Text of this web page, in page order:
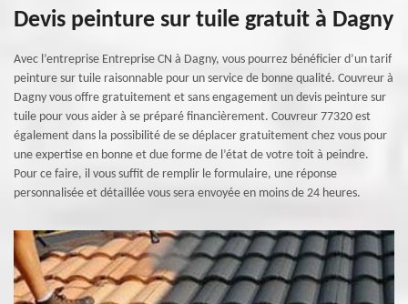
Devis peinture sur tuile gratuit à Dagny
Avec l’entreprise Entreprise CN à Dagny, vous pourrez bénéficier d’un tarif
peinture sur tuile raisonnable pour un service de bonne qualité. Couvreur à
Dagny vous offre gratuitement et sans engagement un devis peinture sur
tuile pour vous aider à se préparé financièrement. Couvreur 77320 est
également dans la possibilité de se déplacer gratuitement chez vous pour
une expertise en bonne et due forme de l’état de votre toit à peindre.
Pour ce faire, il vous suffit de remplir le formulaire, une réponse
personnalisée et détaillée vous sera envoyée en moins de 24 heures.